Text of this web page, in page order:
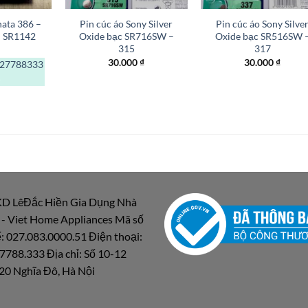
386 –
SR1142
Pin cúc áo Sony Silver
Oxide bạc SR716SW –
315
30.000₫
Pin cúc áo Sony
Oxide bạc SR516SW
317
30.000₫
LêĐắc Hiền Gia Dụng Nhà
Viet Home Appliances Mã số
027.083.0000.51 Điện thoại:
Địa chỉ: Số 10-12
Nghĩa Đô, Hà Nội